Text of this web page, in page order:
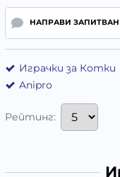
НАПРАВИ
Играчки за Котки
Anipro
Рейтинг: